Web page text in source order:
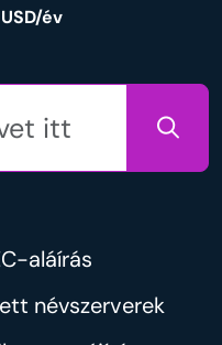
év
aláírás
névszerverek